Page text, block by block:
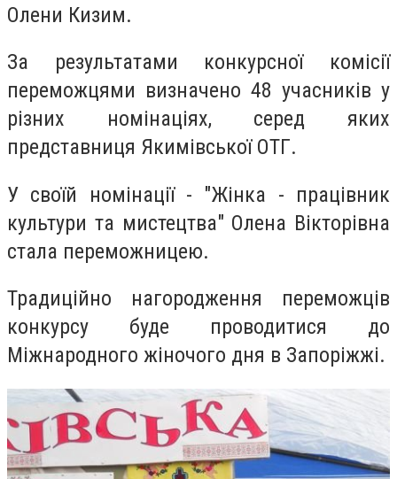
Олени Кизим.
За результатами конкурсної комісії
переможцями визначено 48 учасників у
різних номінаціях, серед яких
представниця Якимівської ОТГ.
У своїй номінації - "Жінка - працівник
культури та мистецтва" Олена Вікторівна
стала переможницею.
Традиційно нагородження переможців
конкурсу буде проводитися до
Міжнародного жіночого дня в Запоріжжі.